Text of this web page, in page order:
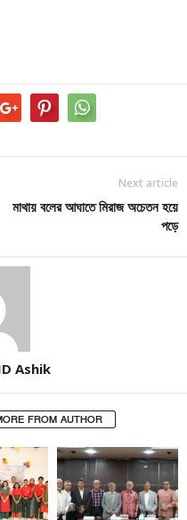
Next article
মাথায় বলের আঘাতে মিরাজ অচেতন হয়ে
পড়ে
MD Ashik
FROM AUTHOR